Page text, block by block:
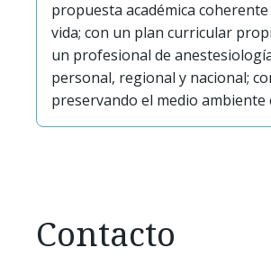
propuesta académica
vida; con un plan curricular
un profesional de
personal, regional y nacional;
preservando el medio
Contacto